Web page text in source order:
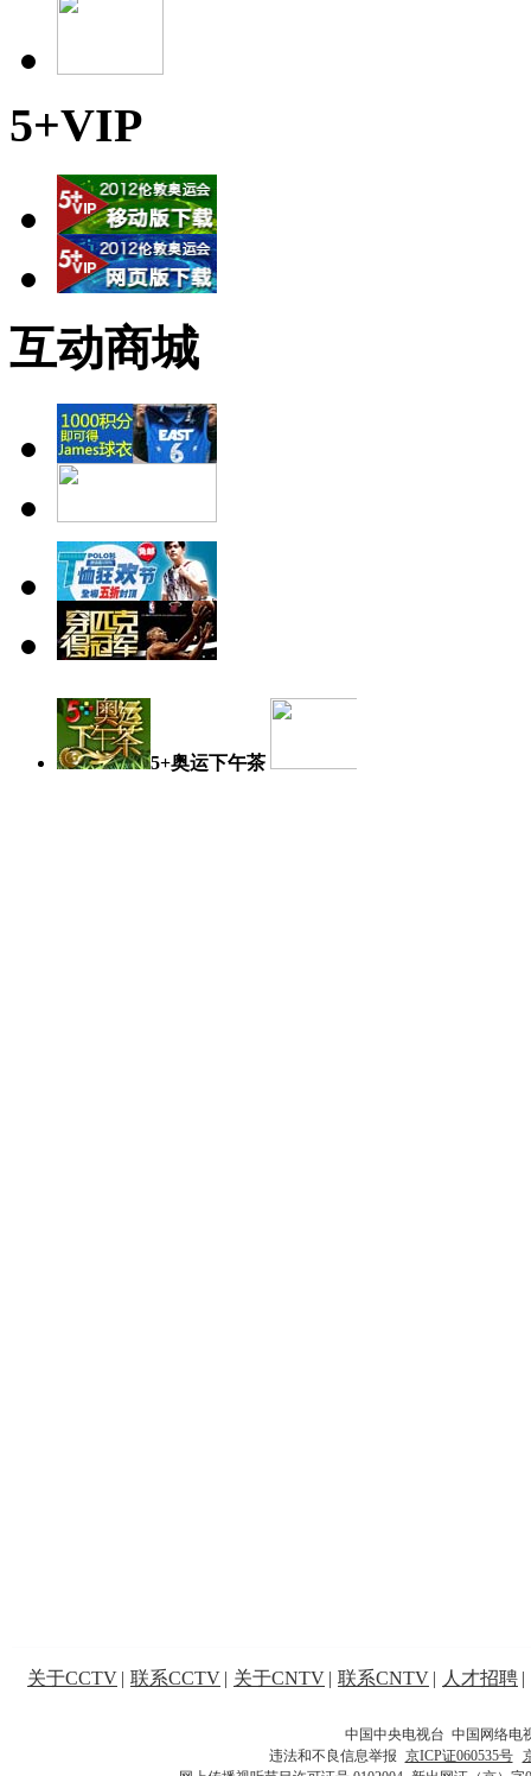
5+VIP
互动商城
5+奥运下午茶
关于CCTV | 联系CCTV | 关于CNTV | 联系CNTV | 人才招聘 |
中国中央电视台 中国网络电
违法和不良信息举报 京ICP证060535号